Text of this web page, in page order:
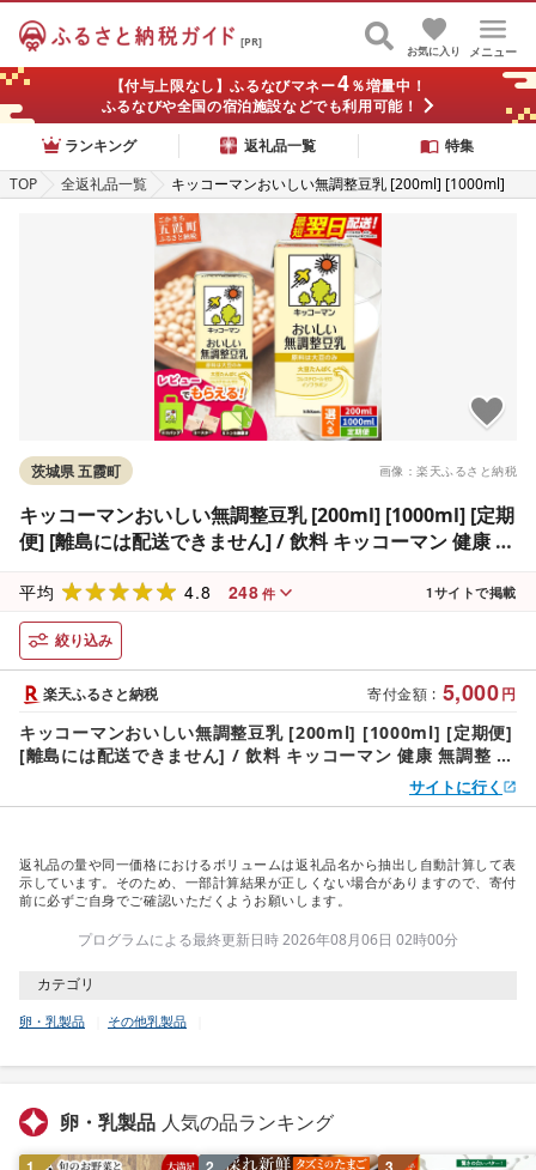
[PR]
メニュー
お気に入り
【付与上限なし】ふるなびマネー4％増量中！
ふるなびや全国の宿泊施設などでも利用可能！
ランキング
返礼品一覧
特集
TOP
全返礼品一覧
キッコーマンおいしい無調整豆乳 [200ml] [1000ml]
[定期便] [離島には配送できません] / 飲料 キッコーマン
健康 無調整 豆乳飲料 大豆 パック セット 茨城県 五霞町
[価格改定XD]
画像：楽天ふるさと納税
茨城県 五霞町
キッコーマンおいしい無調整豆乳 [200ml] [1000ml] [定期
便] [離島には配送できません] / 飲料 キッコーマン 健康 無
XD]
平均 4.8 248 件 1サイトで掲載
絞り込み
寄付金額 : 5,000円
楽天ふるさと納税
キッコーマンおいしい無調整豆乳 [200ml] [1000ml] [定期便]
[離島には配送できません] / 飲料 キッコーマン 健康 無調整 豆
乳飲料 大豆 パック セット 茨城県 五霞町[価格改定XD]サイトに行く
返礼品の量や同一価格におけるボリュームは返礼品名から抽出し自動計算して表
示しています。そのため、一部計算結果が正しくない場合がありますので、寄付
前に必ずご自身でご確認いただくようお願いします。
プログラムによる最終更新日時 2026年08月06日 02時00分
カテゴリ
卵・乳製品 その他乳製品
卵・乳製品 人気の品ランキング